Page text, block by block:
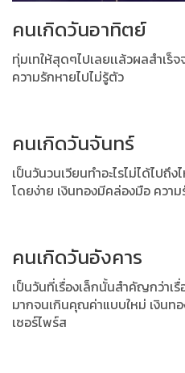
คนเกิดวันอาทิตย์
ทุ่มเทให้สุดๆไปเลยเเล้วผลสำเร็
ความรักหายไปไม่รู้ตัว
คนเกิดวันจันทร์
เป็นวันวนเวียนทำอะไรไม่ได้ไปถึ
โดยง่าย เงินทองมีคล่องมือ ความ
คนเกิดวันอังคาร
เป็นวันที่เรื่องเล็กนั้นสำคัญกว่าเรื่
มากจนเกินคุณค่าแบบใหม่ เงินท
เซอร์ไพร์ส